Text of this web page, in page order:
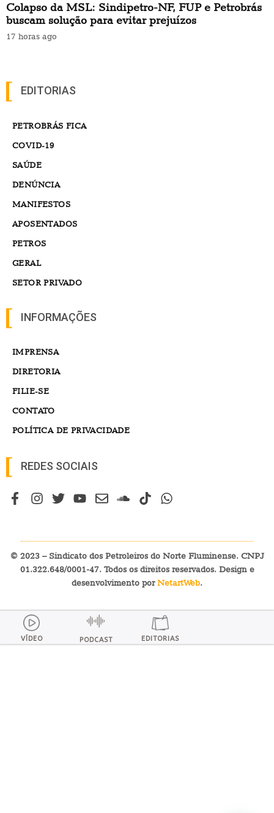
Colapso da MSL: Sindipetro-NF, FUP e Petrobrás
buscam solução para evitar prejuízos
17 horas ago
EDITORIAS
PETROBRÁS FICA
COVID-19
SAÚDE
DENÚNCIA
MANIFESTOS
APOSENTADOS
PETROS
GERAL
SETOR PRIVADO
INFORMAÇÕES
IMPRENSA
DIRETORIA
FILIE-SE
CONTATO
POLÍTICA DE PRIVACIDADE
REDES SOCIAIS
© 2023 – Sindicato dos Petroleiros do Norte Fluminense. CNPJ
01.322.648/0001-47. Todos os direitos reservados. Design e
desenvolvimento porNetartWeb.
VÍDEO PODCAST EDITORIAS